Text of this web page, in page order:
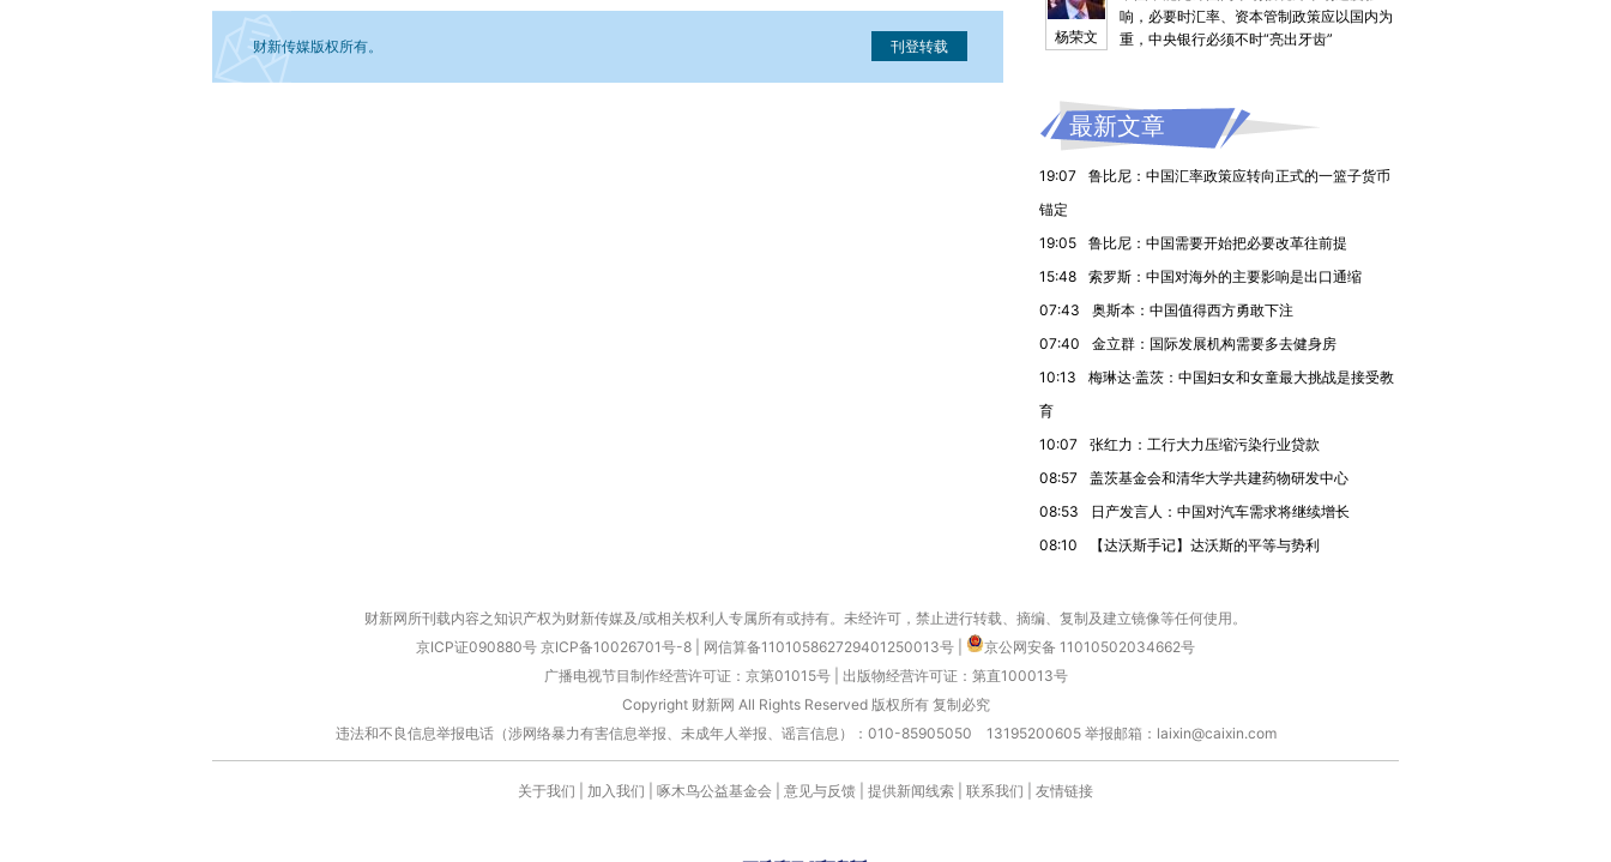
财新传媒版权所有。
杨荣文
响，必要时汇率、资本管制政策应以国内为
重，中央银行必须不时“亮出牙齿”
最新文章
19:07
鲁比尼：中国汇率政策应转向正式的一篮子货币
锚定
19:05
鲁比尼：中国需要开始把必要改革往前提
15:48
索罗斯：中国对海外的主要影响是出口通缩
07:43
奥斯本：中国值得西方勇敢下注
07:40
金立群：国际发展机构需要多去健身房
10:13
梅琳达·盖茨：中国妇女和女童最大挑战是接受教
育
10:07
张红力：工行大力压缩污染行业贷款
08:57
盖茨基金会和清华大学共建药物研发中心
08:53
日产发言人：中国对汽车需求将继续增长
08:10
【达沃斯手记】达沃斯的平等与势利
财新网所刊载内容之知识产权为财新传媒及/或相关权利人专属所有或持有。未经许可，禁止进行转载、摘编、复制及建立镜像等任何使用。
京ICP证090880号 京ICP备10026701号-8 网信算备110105862729401250013号
京公网安备 11010502034662号
广播电视节目制作经营许可证：京第01015号| 出版物经营许可证：第直100013号
Copyright 财新网 All Rights Reserved 版权所有 复制必究
违法和不良信息举报电话（涉网络暴力有害信息举报、未成年人举报、谣言信息）：010-85905050 13195200605 举报邮箱：laixin@caixin.com
关于我们 加入我们 啄木鸟公益基金会 意见与反馈 提供新闻线索 联系我们 友情链接